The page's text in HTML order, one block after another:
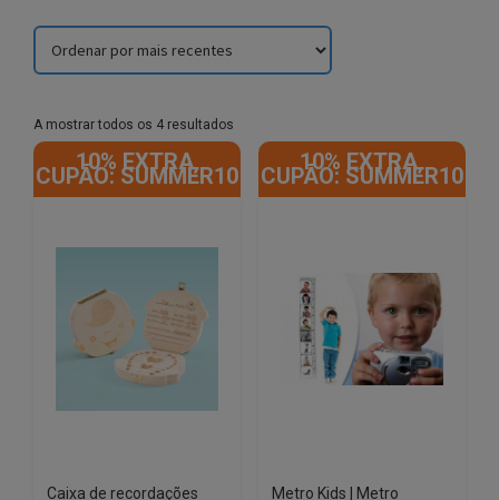
A mostrar todos os 4 resultados
by
latest
10% EXTRA,
CUPÃO: SUMMER10
Caixa de recordações
10% EXTRA,
CUPÃO: SUMMER10
Metro Kids | Metro